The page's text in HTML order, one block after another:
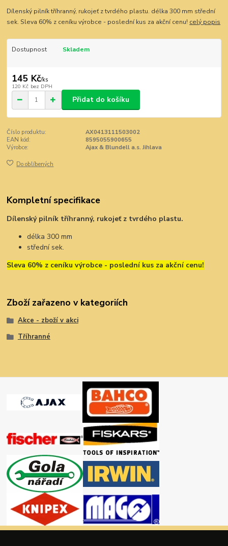
Dílenský pilník tříhranný, rukojeť z tvrdého plastu. délka 300 mm střední
sek. Sleva 60% z ceníku výrobce - poslední kus za akční cenu! celý popis
Dostupnost Skladem
145 Kč/ks
120 Kč bez DPH
Přidat do košíku
Číslo produktu:
AX0413111503002
EAN kód:
8595055900655
Výrobce:
Ajax & Blundell a.s. Jihlava
Do oblíbených
Kompletní specifikace
Dílenský pilník tříhranný, rukojeť z tvrdého plastu.
délka 300 mm
střední sek.
Sleva 60% z ceníku výrobce - poslední kus za akční cenu!
Zboží zařazeno v kategoriích
Akce - zboží v akci
Tříhranné